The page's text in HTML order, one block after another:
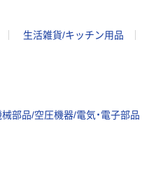
生活雑貨/キッチン用品
部品/空圧機器/電気・電子部品